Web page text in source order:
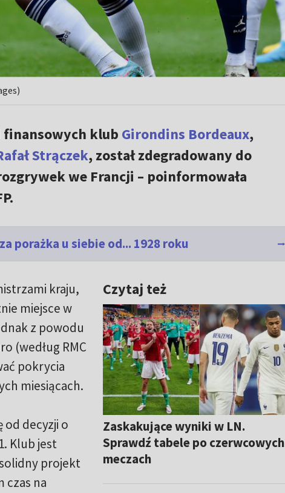
klub Girondins Bordeaux,
Strączek, został zdegradowany do
we Francji – poinformowała
porażka u siebie od... 1928 roku
Czytaj też
Zaskakujące wyniki w LN.
Sprawdź tabele po czerwcowych
meczach
kraju,
miejsce w
z powodu
(według RMC
pokrycia
miesiącach.
od decyzji o
Klub jest
projekt
czas na